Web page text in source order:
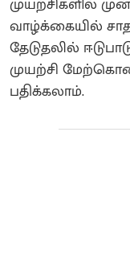
வாழ்க்கையில்
தேடுதலில்
முயற்சி
பதிக்கலாம்.